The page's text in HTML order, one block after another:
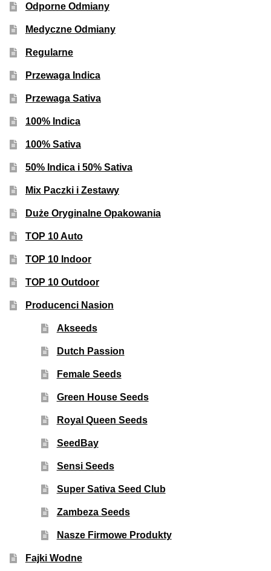
Odporne Odmiany
Medyczne Odmiany
Regularne
Przewaga Indica
Przewaga Sativa
100% Indica
100% Sativa
50% Indica i 50% Sativa
Mix Paczki i Zestawy
Duże Oryginalne Opakowania
TOP 10 Auto
TOP 10 Indoor
TOP 10 Outdoor
Producenci Nasion
Akseeds
Dutch Passion
Female Seeds
Green House Seeds
Royal Queen Seeds
SeedBay
Sensi Seeds
Super Sativa Seed Club
Zambeza Seeds
Nasze Firmowe Produkty
Fajki Wodne